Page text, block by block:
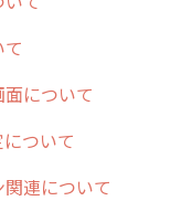
ファイル添付
の他
グイン
端末認証設定
他について
ついて
連について